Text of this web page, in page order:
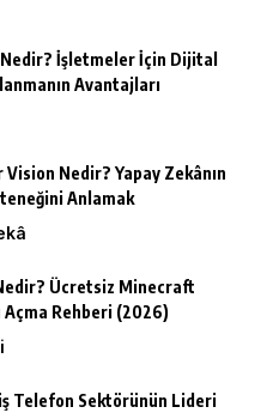
Nedir? İşletmeler İçin Dijital
Avantajları
Vision Nedir? Yapay Zekânın
Anlamak
Ücretsiz Minecraft
Açma Rehberi (2026)
Telefon Sektörünün Lideri